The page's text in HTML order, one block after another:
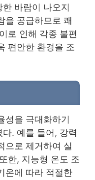
바람이 나오지
을 공급하므로 쾌
로 인해 각종 불편
편안한 환경을 조
성을 극대화하기
. 예를 들어, 강력
으로 제거하여 실
한, 지능형 온도 조
온에 따라 적절한